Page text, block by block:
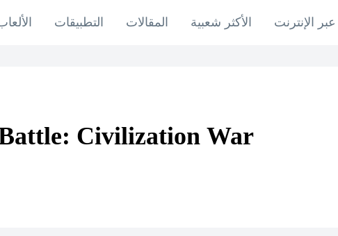
التطبيقات المقالات الأكثر شعبية عبر الإنترنت
Civilization War